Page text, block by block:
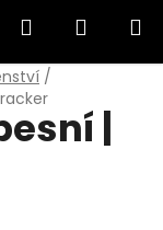
Hledat
KOŠÍK
/
|